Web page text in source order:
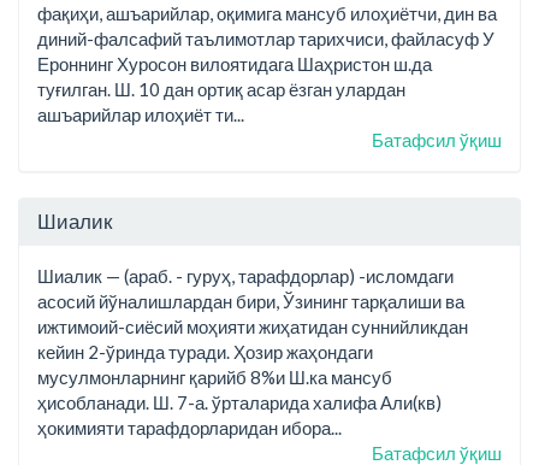
фақиҳи, ашъарийлар, оқимига мансуб илоҳиётчи, дин ва
диний-фалсафий таълимотлар тарихчиси, файласуф У
Ероннинг Хуросон вилоятидага Шаҳристон ш.да
туғилган. Ш. 10 дан ортиқ асар ёзган улардан
ашъарийлар илоҳиёт ти...
Батафсил ўқиш
Шиалик
Шиалик — (араб. - гуруҳ, тарафдорлар) -исломдаги
асосий йўналишлардан бири, Ўзининг тарқалиши ва
ижтимоий-сиёсий моҳияти жиҳатидан суннийликдан
кейин 2-ўринда туради. Ҳозир жаҳондаги
мусулмонларнинг қарийб 8%и Ш.ка мансуб
ҳисобланади. Ш. 7-а. ўрталарида халифа Али(кв)
ҳокимияти тарафдорларидан ибора...
Батафсил ўқиш